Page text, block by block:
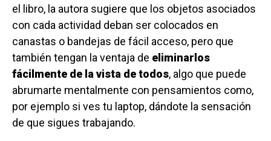
el libro, la autora sugiere que los objetos asociados
con cada actividad deban ser colocados en
canastas o bandejas de fácil acceso, pero que
también tengan la ventaja de eliminarlos
fácilmente de la vista de todos, algo que puede
abrumarte mentalmente con pensamientos como,
por ejemplo si ves tu laptop, dándote la sensación
de que sigues trabajando.